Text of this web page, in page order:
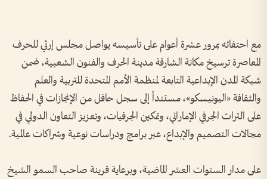
مع احتفائه بمرور عشرة أعوام على تأسيسه يواصل مجلس إرثي للحرف
المعاصرة ترسيخ مكانة الشارقة مدينة الحرف والفنون الشعبية، ضمن
شبكة المدن الإبداعية التابعة لمنظمة الأمم المتحدة للتربية والعلم
والثقافة «اليونيسكو»، مستنداً إلى سجل حافل من الإنجازات في الحفاظ
على التراث الحِرفي الإماراتي، وتمكين الحِرفيات، وتعزيز التعاون الدولي في
مجالات التصميم والإبداع، عبر برامج ودراسات نوعية وشراكات عالمية.
على مدار السنوات العشر الماضية، وبرعاية قرينة صاحب السمو الشيخ